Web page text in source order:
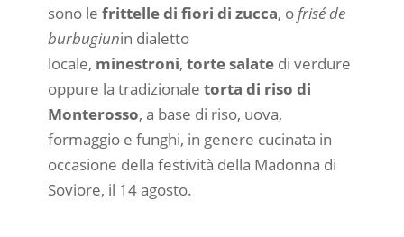
sono le frittelle di fiori di zucca, ofrisé de
burbugiunin dialetto
locale, minestroni, torte salatedi verdure
oppure la tradizionale torta di riso di
Monterosso, a base di riso, uova,
formaggio e funghi, in genere cucinata in
occasione della festività della Madonna di
Soviore, il 14 agosto.